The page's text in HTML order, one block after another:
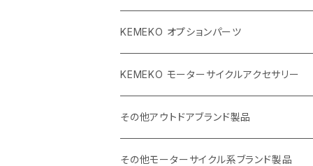
KEMEKO オプションパーツ
BBQグリル ひらっち
防水充電ケーブルシステム
カーボンポール
KEMEKO モーターサイクルアクセサリー
その他アウトドアブランド製品
ストリームトレイル製品
その他モーターサイクル系ブランド製品